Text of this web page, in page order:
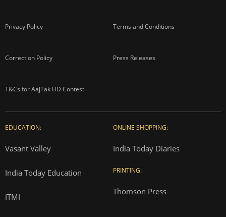
Privacy Policy Terms and Conditions
Correction Policy Press Releases
T&Cs for AajTak HD Contest
EDUCATION:
Vasant Valley
India Today Education
ITMI
ONLINE SHOPPING:
India Today Diaries
PRINTING:
Thomson Press